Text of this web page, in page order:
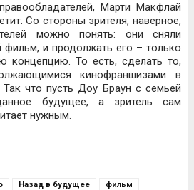
Марти Макфлай
Со стороны зрителя, наверное,
можно понять: они сняли
фильм, и продолжать его – только
концепцию. То есть, сделать то,
кинофраншизами в
Так что пусть Доу Браун с семьей
будущее, а зритель сам
нужным.
Назад в будущее фильм